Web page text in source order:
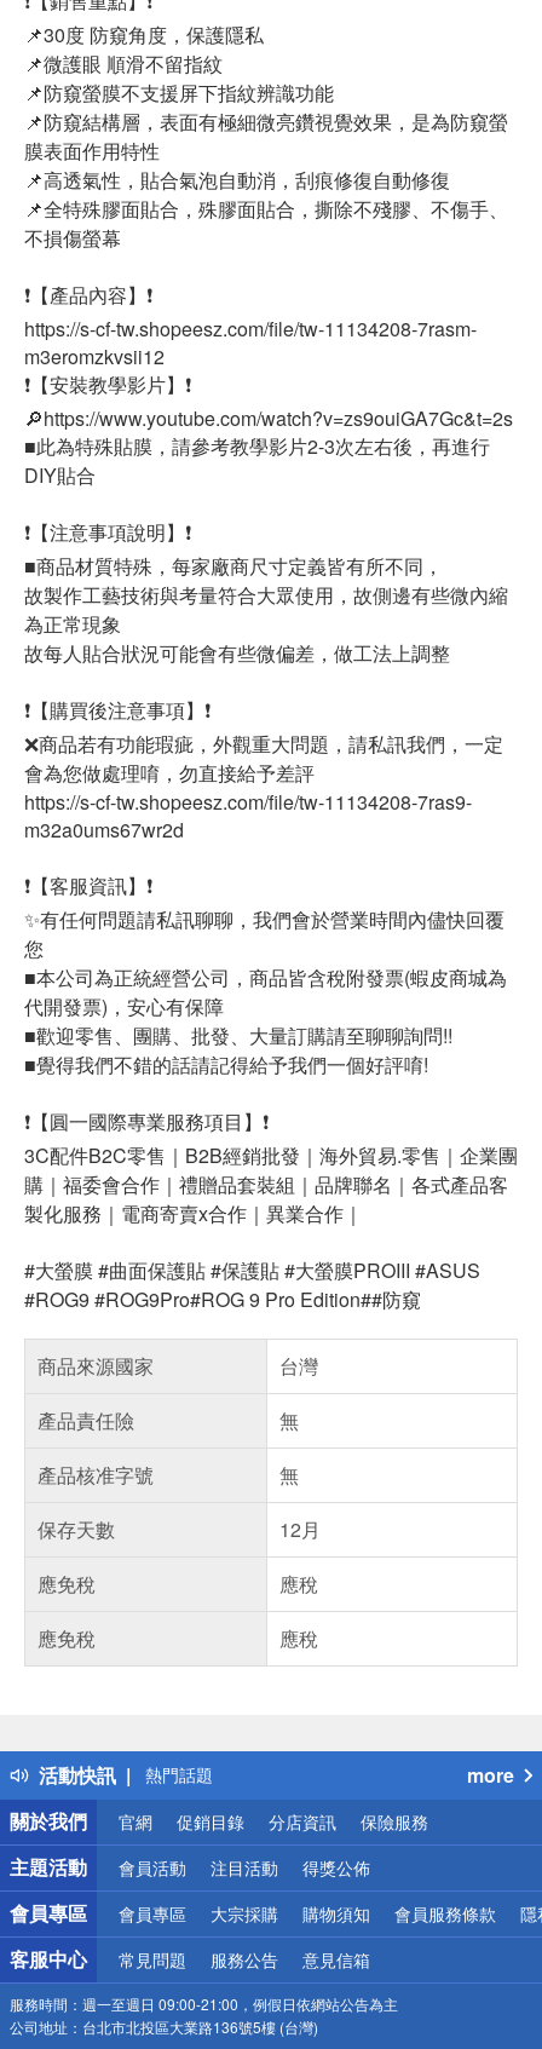
📌30度 防窺角度，保護隱私
📌微護眼 順滑不留指紋
📌防窺螢膜不支援屏下指紋辨識功能
📌防窺結構層，表面有極細微亮鑽視覺效果，是為防窺螢
膜表面作用特性
📌高透氣性，貼合氣泡自動消，刮痕修復自動修復
📌全特殊膠面貼合，殊膠面貼合，撕除不殘膠、不傷手、
不損傷螢幕
❗【產品內容】❗
https://s-cf-tw.shopeesz.com/file/tw-11134208-7rasm-
m3eromzkvsii12
❗【安裝教學影片】❗
🔎https://www.youtube.com/watch?v=zs9ouiGA7Gc&t=2s
■此為特殊貼膜，請參考教學影片2-3次左右後，再進行
DIY貼合
❗【注意事項說明】❗
■商品材質特殊，每家廠商尺寸定義皆有所不同，
故製作工藝技術與考量符合大眾使用，故側邊有些微內縮
為正常現象
故每人貼合狀況可能會有些微偏差，做工法上調整
❗【購買後注意事項】❗
❌商品若有功能瑕疵，外觀重大問題，請私訊我們，一定
會為您做處理唷，勿直接給予差評
https://s-cf-tw.shopeesz.com/file/tw-11134208-7ras9-
m32a0ums67wr2d
❗【客服資訊】❗
✨有任何問題請私訊聊聊，我們會於營業時間內儘快回覆
您
■本公司為正統經營公司，商品皆含稅附發票(蝦皮商城為
代開發票)，安心有保障
■歡迎零售、團購、批發、大量訂購請至聊聊詢問!!
■覺得我們不錯的話請記得給予我們一個好評唷!
❗【圓一國際專業服務項目】❗
3C配件B2C零售｜B2B經銷批發｜海外貿易.零售｜企業團
購｜福委會合作｜禮贈品套裝組｜品牌聯名｜各式產品客
製化服務｜電商寄賣x合作｜異業合作｜
#大螢膜 #曲面保護貼 #保護貼 #大螢膜PROIII #ASUS
#ROG9 #ROG9Pro#ROG 9 Pro Edition##防窺
商品來源國家
台灣
產品責任險
無
產品核准字號
無
保存天數
12月
應免稅
應稅
應免稅
應稅
活動快訊
得獎公告
熱門話題
銀行優惠
偏遠地區配送
詐騙網頁！請小心！
more
關於我們
官網 促銷目錄 分店資訊 保險服務
主題活動 會員活動 注目活動 得獎公佈
會員專區 會員專區 大宗採購 購物須知 會員服務條款 隱
客服中心 常見問題 服務公告 意見信箱
服務時間： 週一至週日 09:00-21:00，例假日依網站公告為主
公司地址： 台北市北投區大業路136號5樓 (台灣)